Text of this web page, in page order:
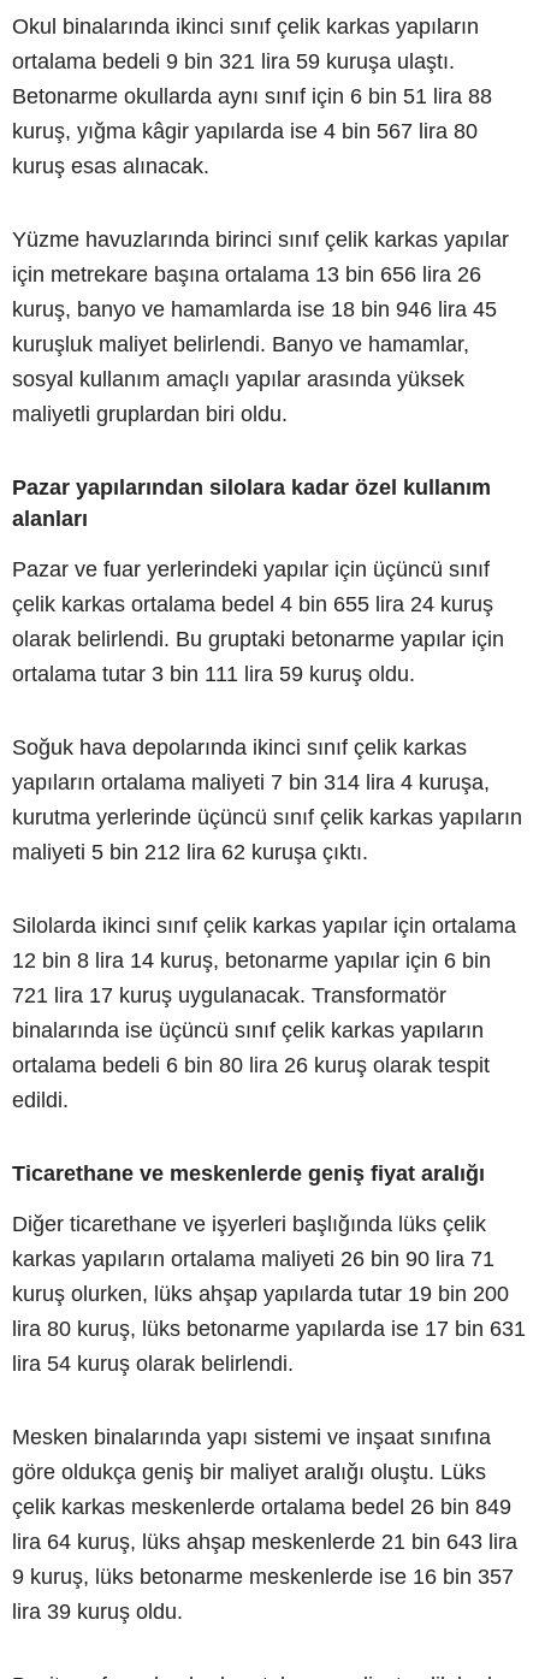
Okul binalarında ikinci sınıf çelik karkas yapıların
ortalama bedeli 9 bin 321 lira 59 kuruşa ulaştı.
Betonarme okullarda aynı sınıf için 6 bin 51 lira 88
kuruş, yığma kâgir yapılarda ise 4 bin 567 lira 80
kuruş esas alınacak.
Yüzme havuzlarında birinci sınıf çelik karkas yapılar
için metrekare başına ortalama 13 bin 656 lira 26
kuruş, banyo ve hamamlarda ise 18 bin 946 lira 45
kuruşluk maliyet belirlendi. Banyo ve hamamlar,
sosyal kullanım amaçlı yapılar arasında yüksek
maliyetli gruplardan biri oldu.
Pazar yapılarından silolara kadar özel kullanım
alanları
Pazar ve fuar yerlerindeki yapılar için üçüncü sınıf
çelik karkas ortalama bedel 4 bin 655 lira 24 kuruş
olarak belirlendi. Bu gruptaki betonarme yapılar için
ortalama tutar 3 bin 111 lira 59 kuruş oldu.
Soğuk hava depolarında ikinci sınıf çelik karkas
yapıların ortalama maliyeti 7 bin 314 lira 4 kuruşa,
kurutma yerlerinde üçüncü sınıf çelik karkas yapıların
maliyeti 5 bin 212 lira 62 kuruşa çıktı.
Silolarda ikinci sınıf çelik karkas yapılar için ortalama
12 bin 8 lira 14 kuruş, betonarme yapılar için 6 bin
721 lira 17 kuruş uygulanacak. Transformatör
binalarında ise üçüncü sınıf çelik karkas yapıların
ortalama bedeli 6 bin 80 lira 26 kuruş olarak tespit
edildi.
Ticarethane ve meskenlerde geniş fiyat aralığı
Diğer ticarethane ve işyerleri başlığında lüks çelik
karkas yapıların ortalama maliyeti 26 bin 90 lira 71
kuruş olurken, lüks ahşap yapılarda tutar 19 bin 200
lira 80 kuruş, lüks betonarme yapılarda ise 17 bin 631
lira 54 kuruş olarak belirlendi.
Mesken binalarında yapı sistemi ve inşaat sınıfına
göre oldukça geniş bir maliyet aralığı oluştu. Lüks
çelik karkas meskenlerde ortalama bedel 26 bin 849
lira 64 kuruş, lüks ahşap meskenlerde 21 bin 643 lira
9 kuruş, lüks betonarme meskenlerde ise 16 bin 357
lira 39 kuruş oldu.